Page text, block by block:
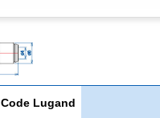
Code Lugand